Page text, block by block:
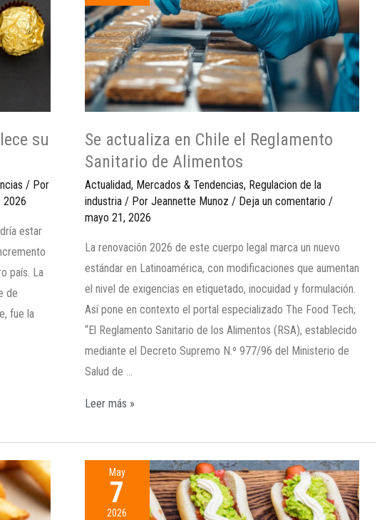
su
/ Por
2026
estar
país. La
de
fue la
Se actualiza en Chile el Reglamento
Sanitario de Alimentos
Actualidad, Mercados & Tendencias, Regulacion de la
industria/ Por Jeannette Munoz / Deja un comentario /
mayo 21, 2026
La renovación 2026 de este cuerpo legal marca un nuevo
estándar en Latinoamérica, con modificaciones que aumentan
el nivel de exigencias en etiquetado, inocuidad y formulación.
Así pone en contexto el portal especializado The Food Tech;
“El Reglamento Sanitario de los Alimentos (RSA), establecido
mediante el Decreto Supremo N.º 977/96 del Ministerio de
Salud de …
Leer más »
May
7
2026